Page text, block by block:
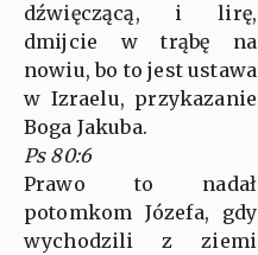
dźwięczącą, i lirę,
dmijcie w trąbę na
nowiu, bo to jest ustawa
w Izraelu, przykazanie
Boga Jakuba.
Ps 80:6
Prawo to nadał
potomkom Józefa, gdy
wychodzili z ziemi